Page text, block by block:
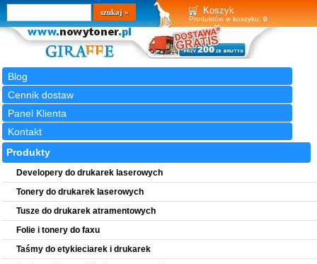
Koszyk
Produktów w koszyku: 0
Blog
Cennik dostaw
Panel Klienta
Kontakt
Wyszukiwarka
szukaj
Produkty
Developery do drukarek laserowych
Tonery do drukarek laserowych
Tusze do drukarek atramentowych
Folie i tonery do faxu
Taśmy do etykieciarek i drukarek